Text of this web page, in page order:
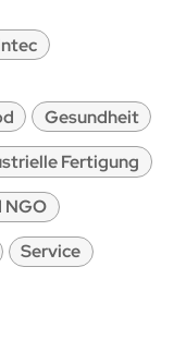
Gesundheit
Fertigung
NGO
Service